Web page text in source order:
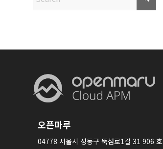
오픈마루
04778 서울시 성동구 뚝섬로1길 31 906 호